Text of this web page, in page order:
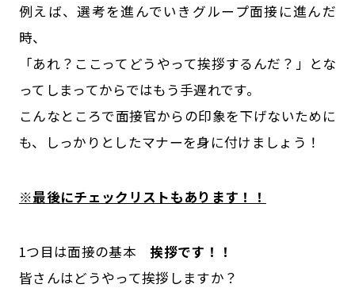
例えば、選考を進んでいきグループ面接に進んだ
時、
「あれ？ここってどうやって挨拶するんだ？」とな
ってしまってからではもう手遅れです。
こんなところで面接官からの印象を下げないために
も、しっかりとしたマナーを身に付けましょう！
※最後にチェックリストもあります！！
1つ目は面接の基本挨拶です！！
皆さんはどうやって挨拶しますか？